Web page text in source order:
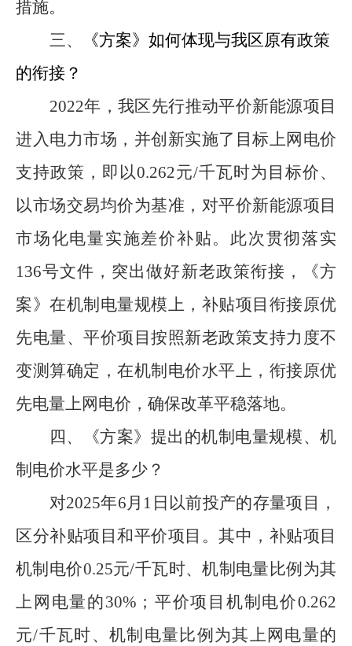
措施。
三、
《方案》如何体现与我区原有政策
的衔接 ？
2022年，我区先行推动平价新能源项目
进入电力市场，并创新实施了目标上网电价
支持政策 ， 即以0.262元/千瓦时为目标价、
以市场交易均价为基准 ，对平价新能源项目
市场化电量实施差价补贴。 此次贯彻落实
136号文件， 突出做好新老政策衔接 ，《方
案》在机制电量规模上，补贴项目衔接原优
先电量、 平价项目按照新老政策支持力度不
变测算确定 ， 在机制电价水平上，衔接原优
先电量上网电价， 确保改革平稳落地。
四、
《方案》 提出的机制电量规模、机
制 电价水平是多少 ？
对2025年6 月 1 日 以前投产的存量项目 ，
区分补贴项目和平价项目。其中， 补贴项目
机制电价0.25元/千瓦时、机制电量比例 为其
上网电量的30% ； 平价项目 机制电价0.262
元/千瓦时、机制电量比例为其上网电量的